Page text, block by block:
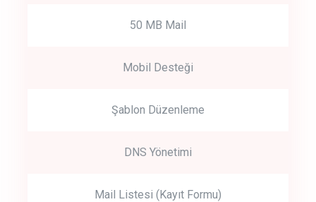
50 MB Mail
Mobil Desteği
Şablon Düzenleme
DNS Yönetimi
Mail Listesi (Kayıt Formu)